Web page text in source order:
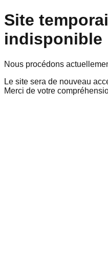
Site
indisponible
Nous procédons
Le site sera de nouveau
Merci de votre